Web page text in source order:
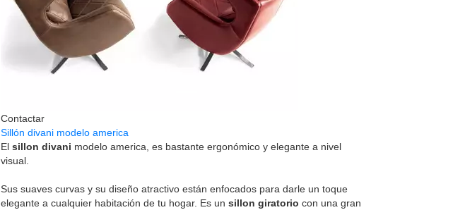
Contactar
Sillón divani modelo america
El sillon divani modelo america, es bastante ergonómico y elegante a nivel
visual.
Sus suaves curvas y su diseño atractivo están enfocados para darle un toque
elegante a cualquier habitación de tu hogar. Es un sillon giratorio con una gran